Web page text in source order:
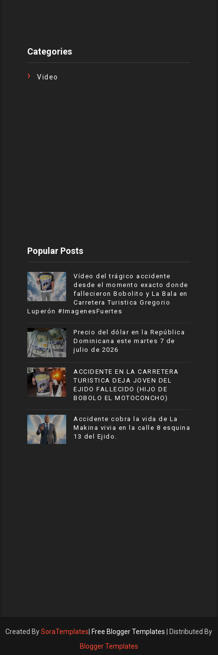
Categories
Video
Popular Posts
Vídeo del trágico accidente
desde el momento exacto donde
fallecieron Bobolito y La Bala en
Carretera Turistica Gregorio
Luperón #ImagenesFuertes
Precio del dólar en la República
Dominicana este martes 7 de
julio de 2026
ACCIDENTE EN LA CARRETERA
TURISTICA DEJA JOVEN DEL
EJIDO FALLECIDO (HIJO DE
BOBOLO EL MOTOCONCHO)
Accidente cobra la vida de La
Makina vivia en la calle 8 esquina
13 del Ejido.
Created BySoraTemplates Free Blogger Templates | Distributed By
Blogger Templates